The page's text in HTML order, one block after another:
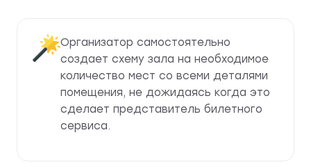
Организатор самостоятельно
создает схему зала на необходимое
количество мест со всеми деталями
помещения, не дожидаясь когда это
сделает представитель билетного
сервиса.